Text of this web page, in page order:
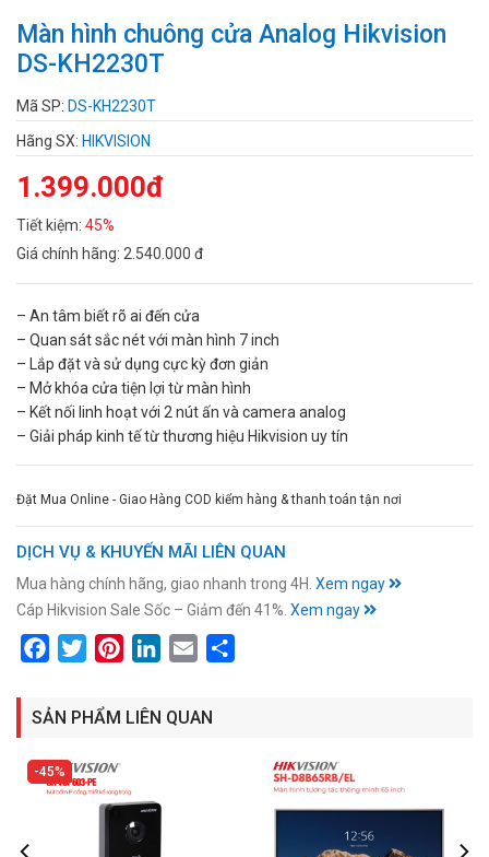
Màn hình chuông cửa Analog Hikvision
DS-KH2230T
Mã SP: DS-KH2230T
Hãng SX: HIKVISION
1.399.000đ
Tiết kiệm: 45%
Giá chính hãng: 2.540.000 đ
– An tâm biết rõ ai đến cửa
– Quan sát sắc nét với màn hình 7 inch
– Lắp đặt và sử dụng cực kỳ đơn giản
– Mở khóa cửa tiện lợi từ màn hình
– Kết nối linh hoạt với 2 nút ấn và camera analog
– Giải pháp kinh tế từ thương hiệu Hikvision uy tín
Đặt Mua Online - Giao Hàng COD kiểm hàng & thanh toán tận nơi
DỊCH VỤ & KHUYẾN MÃI LIÊN QUAN
Mua hàng chính hãng, giao nhanh trong 4H. Xem ngay
Cáp Hikvision Sale Sốc – Giảm đến 41%. Xem ngay
FacebookTwitterPinterestLinkedIn
Email
SẢN PHẨM LIÊN QUAN
45%